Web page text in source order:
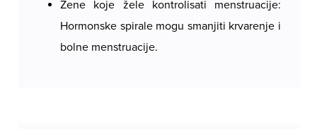
Žene koje žele kontrolisati menstruacije:
Hormonske spirale mogu smanjiti krvarenje i
bolne menstruacije.